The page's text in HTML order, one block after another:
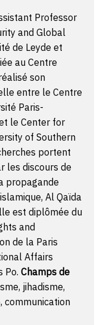
Professor
and Global
de Leyde et
au Centre
son
entre le Centre
Paris-
le Center for
of Southern
portent
les discours de
propagande
Al Qaïda
est diplômée du
and
de la Paris
Affairs
Po. Champs de
jihadisme,
communication